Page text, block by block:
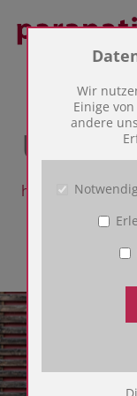
herzlich,
Zum
Name
Anbieter
Zweck
Cookie Name
Cookies für
Wir
Einige
andere
Notwendig